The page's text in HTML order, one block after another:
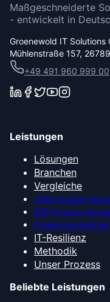
Maßgeschneiderte
- entwickelt in
Groenewold IT Solutions
Mühlenstraße 157,
+49 491 960 999 00
Leistungen
Lösungen
Branchen
Vergleiche
CRM-System-
ERP-System-
IT-Resilienz
Methodik
Unser Prozess
Beliebte Leistungen